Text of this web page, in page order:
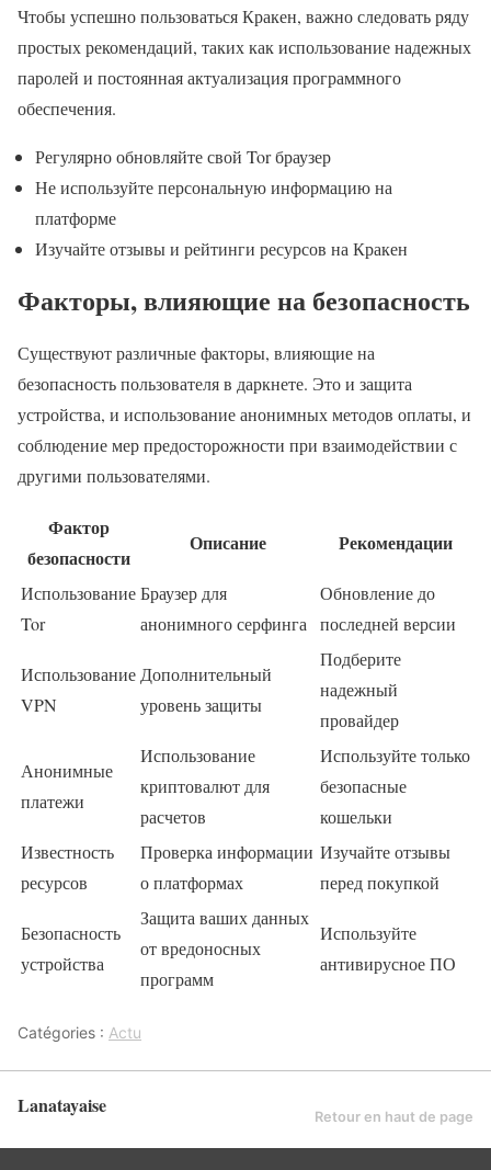
Чтобы успешно пользоваться Кракен, важно следовать ряду
простых рекомендаций, таких как использование надежных
паролей и постоянная актуализация программного
обеспечения.
Регулярно обновляйте свой Tor браузер
Не используйте персональную информацию на
платформе
Изучайте отзывы и рейтинги ресурсов на Кракен
Факторы, влияющие на безопасность
Существуют различные факторы, влияющие на
безопасность пользователя в даркнете. Это и защита
устройства, и использование анонимных методов оплаты, и
соблюдение мер предосторожности при взаимодействии с
другими пользователями.
Фактор
безопасности
Описание Рекомендации
Использование
Tor
Браузер для
анонимного серфинга
Обновление до
последней версии
Использование
VPN
Дополнительный
уровень защиты
Подберите
надежный
провайдер
Анонимные
платежи
Использование
криптовалют для
расчетов
Используйте только
безопасные
кошельки
Известность
ресурсов
Проверка информации
о платформах
Изучайте отзывы
перед покупкой
Безопасность
устройства
Защита ваших данных
от вредоносных
программ
Используйте
антивирусное ПО
Catégories : Actu
Lanatayaise Retour en haut de page